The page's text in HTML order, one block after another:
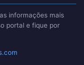
informações mais
portal e fique por